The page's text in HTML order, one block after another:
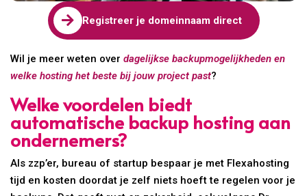
 Registreer je domeinnaam direct
Wil je meer weten overdagelijkse backupmogelijkheden en
welke hosting het beste bij jouw project past?
Welke voordelen biedt
automatische backup hosting aan
ondernemers?
Als zzp’er, bureau of startup bespaar je met Flexahosting
tijd en kosten doordat je zelf niets hoeft te regelen voor je